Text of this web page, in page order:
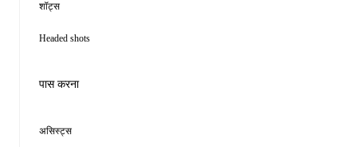
शॉट्स
Headed shots
पास करना
असिस्ट्स